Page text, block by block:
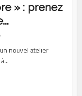
» : prenez
nouvel atelier